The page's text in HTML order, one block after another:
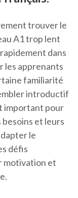
trouver le
A1 trop lent
dans
les apprenants
familiarité
introductif
important pour
et leurs
le
défis
motivation et